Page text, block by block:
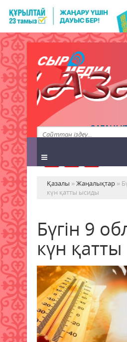
Қазалы »Жаңалықтар »
күн қатты ысиды
Бүгін 9
күн